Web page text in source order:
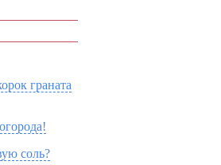
граната
соль?